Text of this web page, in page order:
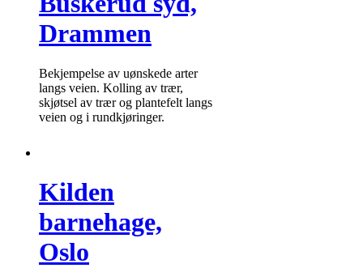
Drammen
Bekjempelse av uønskede arter
langs veien. Kolling av trær,
skjøtsel av trær og plantefelt langs
veien og i rundkjøringer.
Kilden
barnehage,
Oslo